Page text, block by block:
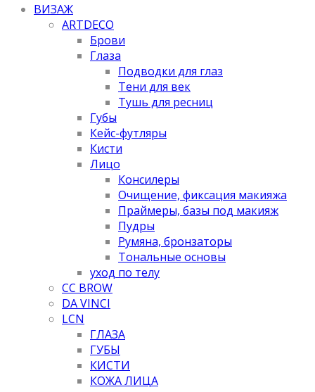
ВИЗАЖ
ARTDECO
Брови
Глаза
Подводки для глаз
Тени для век
Тушь для ресниц
Губы
Кейс-футляры
Кисти
Лицо
Консилеры
Очищение, фиксация макияжа
Праймеры, базы под макияж
Пудры
Румяна, бронзаторы
Тональные основы
уход по телу
CC BROW
DA VINCI
LCN
ГЛАЗА
ГУБЫ
КИСТИ
КОЖА ЛИЦА